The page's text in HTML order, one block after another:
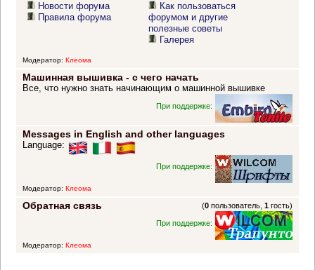
Новости форума
Правила форума
Как пользоваться
форумом и другие
полезные советы
Галерея
Модератор: Клеома
Машинная вышивка - с чего начать
Все, что нужно знать начинающим о машинной вышивке
При поддержке:
Messages in English and other languages
Language:
При поддержке:
Модератор: Клеома
Обратная связь (0 пользователь,1 гость)
При поддержке:
Модератор: Клеома